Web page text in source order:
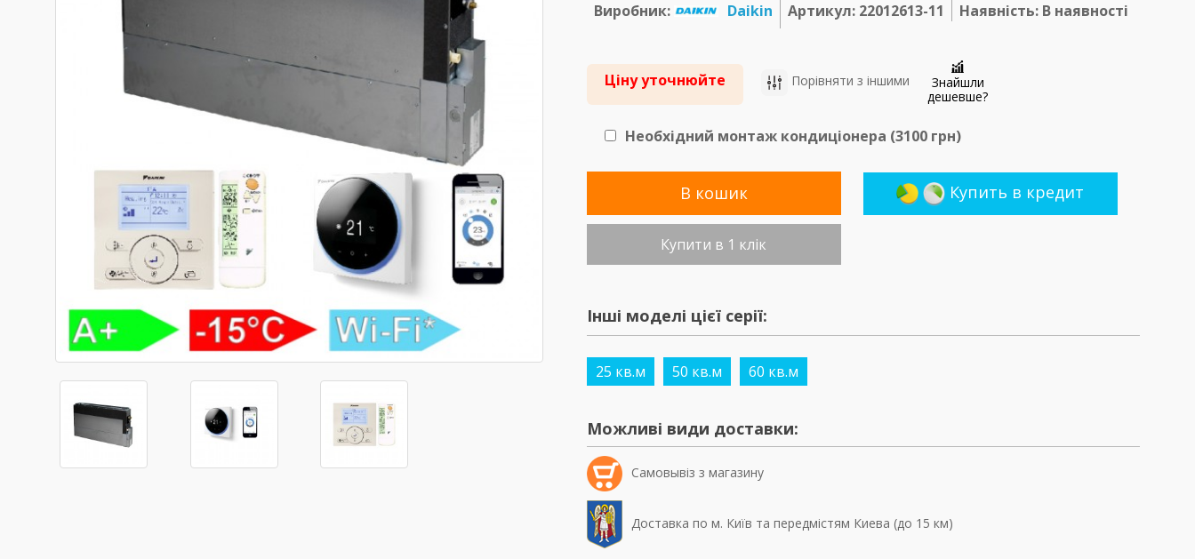
Виробник: Daikin Артикул: 22012613-11 Наявність: В наявності
Ціну уточнюйте Порівняти з іншими
Знайшли
дешевше?
Необхідний монтаж кондиціонера (3100грн)
В кошик Купить в кредит
Купити в 1 клік
Інші моделі цієї серії:
25 кв.м 50 кв.м 60 кв.м
Можливі види доставки:
Самовывiз з магазину
Доставка по м. Київ та передмістям Киева (до 15 км)